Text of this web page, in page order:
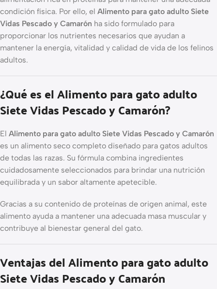
condición física. Por ello, el Alimento para gato adulto Siete
Vidas Pescado y Camarón ha sido formulado para
proporcionar los nutrientes necesarios que ayudan a
mantener la energía, vitalidad y calidad de vida de los felinos
adultos.
¿Qué es el Alimento para gato adulto
Siete Vidas Pescado y Camarón?
El Alimento para gato adulto Siete Vidas Pescado y Camarón
es un alimento seco completo diseñado para gatos adultos
de todas las razas. Su fórmula combina ingredientes
cuidadosamente seleccionados para brindar una nutrición
equilibrada y un sabor altamente apetecible.
Gracias a su contenido de proteínas de origen animal, este
alimento ayuda a mantener una adecuada masa muscular y
contribuye al bienestar general del gato.
Ventajas del Alimento para gato adulto
Siete Vidas Pescado y Camarón